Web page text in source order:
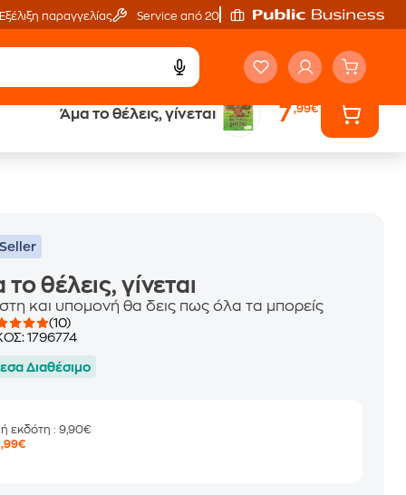
Εξέλιξη παραγγελίας Service από 20'
Άμα το θέλεις, γίνεται 7,99€
Έλα στον κόσμο
θέλεις, γίνεται
και υπομονή θα δεις πως όλα τα μπορείς
(10)
1796774
Διαθέσιμο
εκδότη: 9,90€
,99€